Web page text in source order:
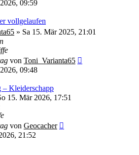
09:59
vollgelaufen
» Sa 15. Mär 2025, 21:01
von Toni_Varianta65
09:48
– Kleiderschapp
15. Mär 2026, 17:51
von Geocacher
21:52